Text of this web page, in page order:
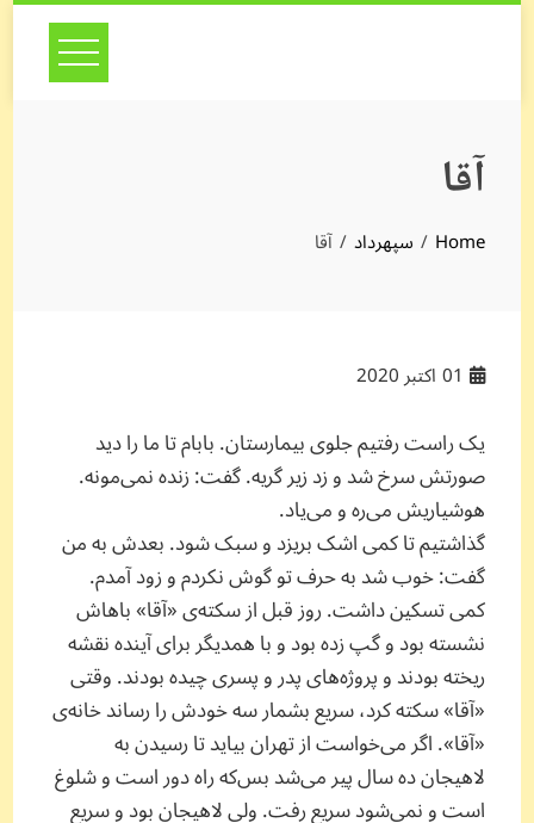
Skip
آقا
Home سپهرداد آقا
01اکتبر 2020
یک راست رفتیم جلوی بیمارستان. بابام تا ما را دید
صورتش سرخ شد و زد زیر گریه. گفت: زنده نمی‌مونه.
هوشیاریش می‌ره و می‌یاد.
گذاشتیم تا کمی اشک بریزد و سبک شود. بعدش به من
گفت: خوب شد به حرف تو گوش نکردم و زود آمدم.
کمی تسکین داشت. روز قبل از سکته‌ی «آقا» باهاش
نشسته بود و گپ زده بود و با همدیگر برای آینده نقشه
ریخته بودند و پروژه‌های پدر و پسری چیده بودند. وقتی
«آقا» سکته کرد، سریع بشمار سه خودش را رساند خانه‌ی
«آقا». اگر می‌خواست از تهران بیاید تا رسیدن به
لاهیجان ده سال پیر می‌شد بس‌که راه دور است و شلوغ
است و نمی‌شود سریع رفت. ولی لاهیجان بود و سریع